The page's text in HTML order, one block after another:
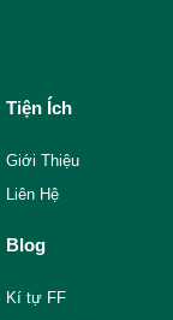
Tiện Ích
Giới Thiệu
Liên Hệ
Blog
Kí tự FF